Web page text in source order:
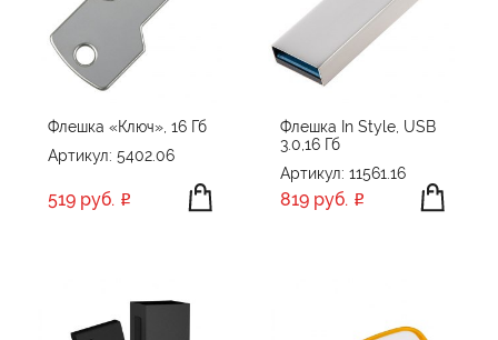
Флешка «Ключ», 16 Гб
Артикул: 5402.06
519 руб.
Флешка In Style, USB
3.0,16 Гб
Артикул: 11561.16
819 руб.